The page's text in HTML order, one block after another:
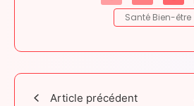
Santé Bien-être
Article précédent